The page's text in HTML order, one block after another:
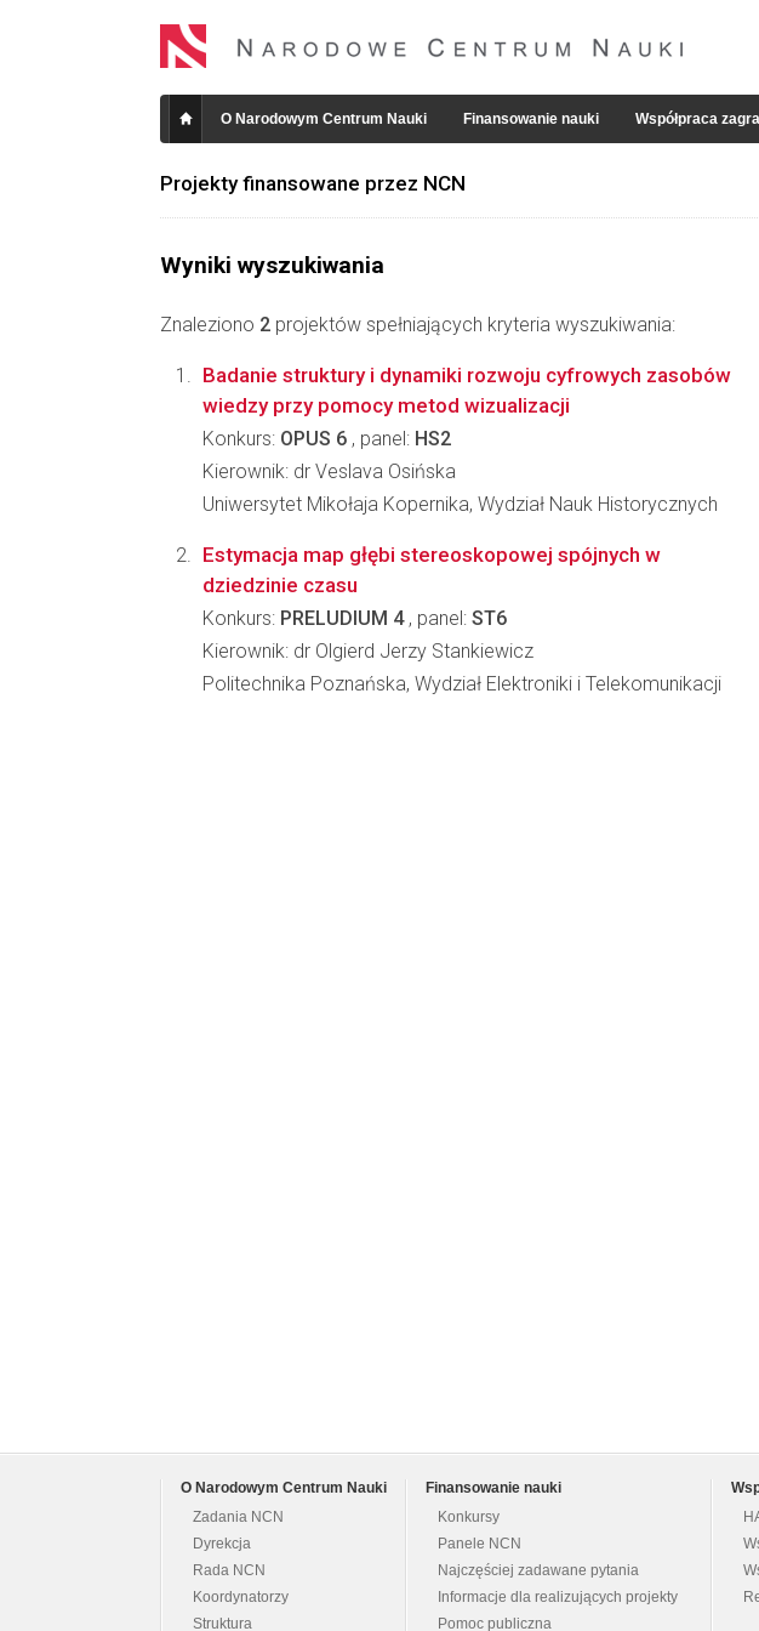
O Narodowym Centrum Nauki Finansowanie nauki Współpraca
Projekty finansowane przez NCN
Wyniki wyszukiwania
Znaleziono 2 projektów spełniających kryteria wyszukiwania:
Badanie struktury i dynamiki rozwoju cyfrowych zasobów
wiedzy przy pomocy metod wizualizacji
Konkurs: OPUS 6 , panel: HS2
Kierownik: dr Veslava Osińska
Uniwersytet Mikołaja Kopernika, Wydział Nauk Historycznych
Estymacja map głębi stereoskopowej spójnych w
dziedzinie czasu
Konkurs: PRELUDIUM 4, panel: ST6
Kierownik: dr Olgierd Jerzy Stankiewicz
Politechnika Poznańska, Wydział Elektroniki i Telekomunikacji
O Narodowym Centrum Nauki
Zadania NCN
Dyrekcja
Rada NCN
Koordynatorzy
Struktura
Finansowanie nauki
Konkursy
Panele NCN
Najczęściej zadawane pytania
Informacje dla realizujących projekty
Pomoc publiczna